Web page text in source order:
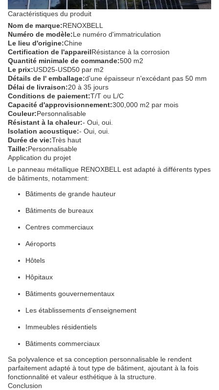
Caractéristiques du produit
Nom de marque:RENOXBELL
Numéro de modèle:Le numéro d'immatriculation
Le lieu d'origine:Chine
Certification de l'appareilRésistance à la corrosion
Quantité minimale de commande:500 m2
Le prix:USD25-USD50 par m2
Détails de l' emballage:d'une épaisseur n'excédant pas 50 mm
Délai de livraison:20 à 35 jours
Conditions de paiement:T/T ou L/C
Capacité d'approvisionnement:300,000 m2 par mois
Couleur:Personnalisable
Résistant à la chaleur:- Oui, oui.
Isolation acoustique:- Oui, oui.
Durée de vie:Très haut
Taille:Personnalisable
Application du projet
Le panneau métallique RENOXBELL est adapté à différents types
de bâtiments, notamment:
Bâtiments de grande hauteur
Bâtiments de bureaux
Centres commerciaux
Aéroports
Hôtels
Hôpitaux
Bâtiments gouvernementaux
Les établissements d'enseignement
Immeubles résidentiels
Bâtiments commerciaux
Sa polyvalence et sa conception personnalisable le rendent
parfaitement adapté à tout type de bâtiment, ajoutant à la fois
fonctionnalité et valeur esthétique à la structure.
Conclusion